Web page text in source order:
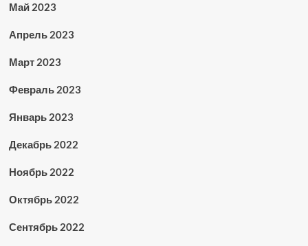
Май 2023
Апрель 2023
Март 2023
Февраль 2023
Январь 2023
Декабрь 2022
Ноябрь 2022
Октябрь 2022
Сентябрь 2022